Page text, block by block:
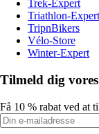
Trek-Expert
Triathlon-Expert
TripnBikers
Vélo-Store
Winter-Expert
Tilmeld dig
Få 10 % rabat ved at